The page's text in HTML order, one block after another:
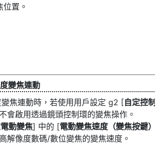
置。
變焦連動
焦連動時，若使用用戶設定 g2 [自定控制
會啟用透過鏡頭控制環的變焦操作。
動變焦] 中的 [電動變焦速度（變焦按鍵）
解像度數碼/數位變焦的變焦速度。